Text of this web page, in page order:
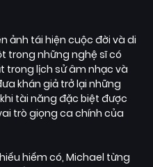
ảnh tái hiện cuộc đời và di
trong những nghệ sĩ có
trong lịch sử âm nhạc và
khán giả trở lại những
tài năng đặc biệt được
trò giọng ca chính của
hiếm có, Michael từng